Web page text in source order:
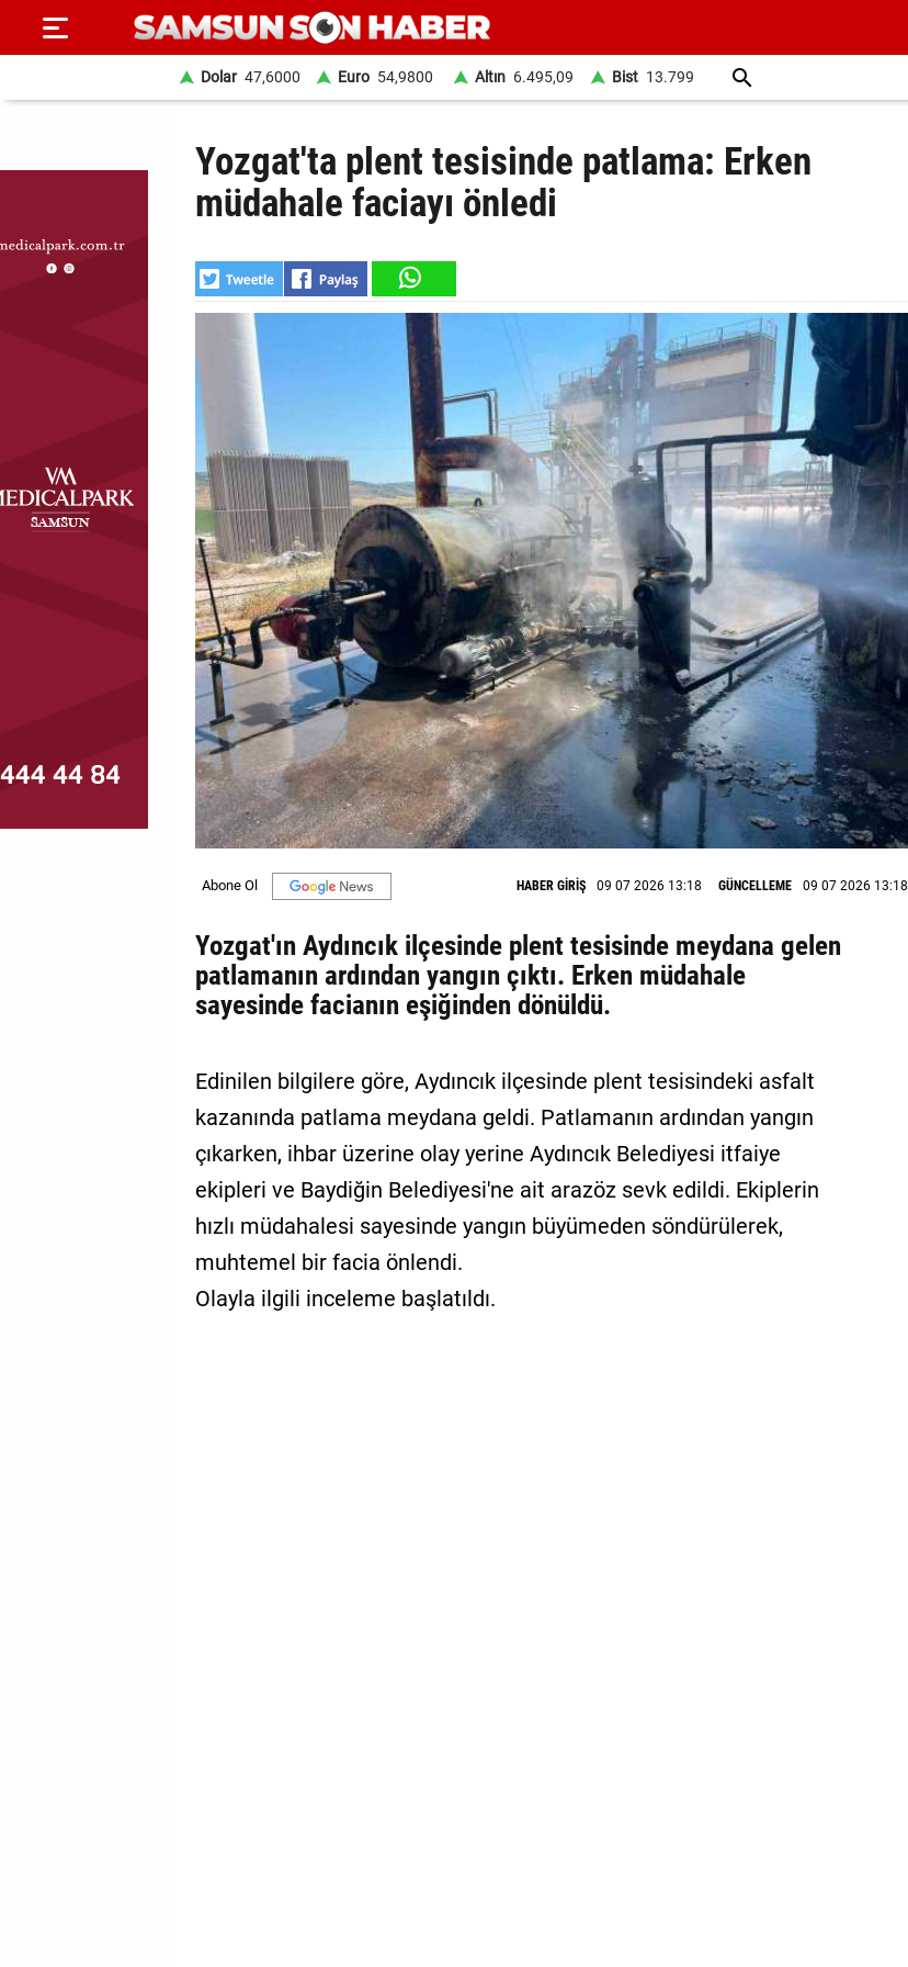
SAYFA
HABER
DÜNYA
MAGAZİN
Künye
İletişim
Dolar 47,6000 Euro 54,9800 Altın 6.495,09 Bist 13.799
Yozgat'ta plent tesisinde patlama: Erken
müdahale faciayı önledi
HABER GİRİŞ 09 07 2026 13:18 GÜNCELLEME 09 07 2026 13:18
Yozgat'ın Aydıncık ilçesinde plent tesisinde meydana gelen
patlamanın ardından yangın çıktı. Erken müdahale
sayesinde facianın eşiğinden dönüldü.
Edinilen bilgilere göre, Aydıncık ilçesinde plent tesisindeki asfalt
kazanında patlama meydana geldi. Patlamanın ardından yangın
çıkarken, ihbar üzerine olay yerine Aydıncık Belediyesi itfaiye
ekipleri ve Baydiğin Belediyesi'ne ait arazöz sevk edildi. Ekiplerin
hızlı müdahalesi sayesinde yangın büyümeden söndürülerek,
muhtemel bir facia önlendi.
Olayla ilgili inceleme başlatıldı.